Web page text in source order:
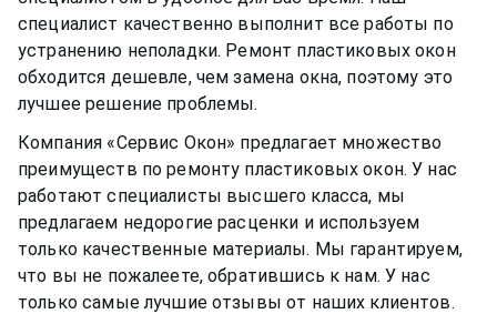
специалист качественно выполнит все работы по
устранению неполадки. Ремонт пластиковых окон
обходится дешевле, чем замена окна, поэтому это
лучшее решение проблемы.
Компания «Сервис Окон» предлагает множество
преимуществ по ремонту пластиковых окон. У нас
работают специалисты высшего класса, мы
предлагаем недорогие расценки и используем
только качественные материалы. Мы гарантируем,
что вы не пожалеете, обратившись к нам. У нас
только самые лучшие отзывы от наших клиентов.